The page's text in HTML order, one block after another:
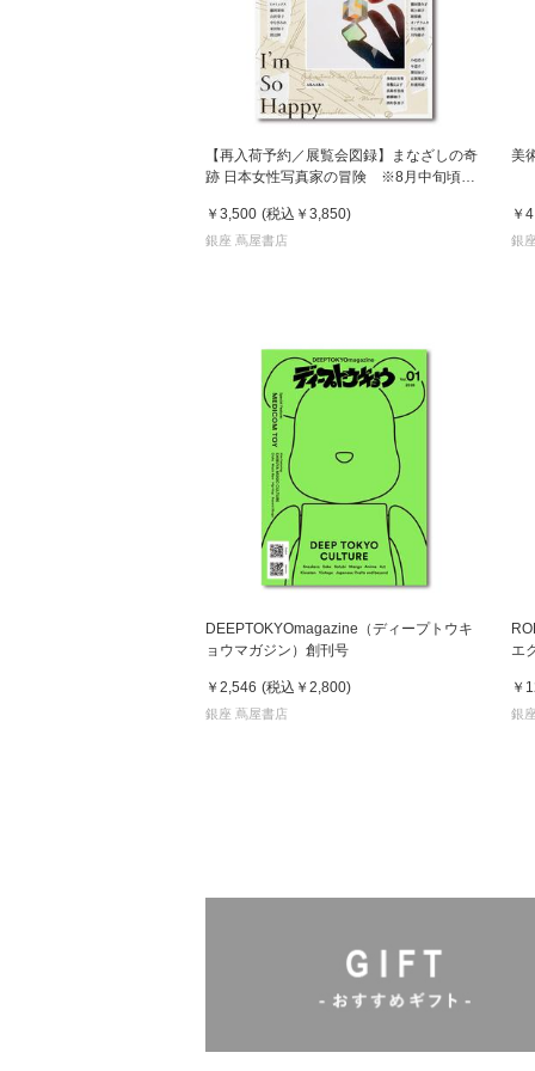
【再入荷予約／展覧会図録】まなざしの奇
跡 日本女性写真家の冒険 ※8月中旬頃入
￥3,500 (税込 ￥3,850)
銀座 蔦屋書店
美
￥
銀
DEEPTOKYOmagazine（ディープトウキ
ョウマガジン）創刊号
￥2,546 (税込 ￥2,800)
銀座 蔦屋書店
エ
￥
銀